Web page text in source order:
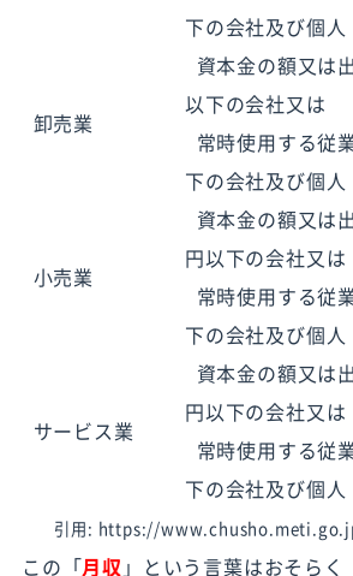
下の会社及び個人
卸売業
資本金の額又は
以下の会社又は
常時使用する従
下の会社及び個人
小売業
資本金の額又は
円以下の会社又は
常時使用する従
下の会社及び個人
サービス業
資本金の額又は
円以下の会社又は
常時使用する従
下の会社及び個人
引用: https://
この「月収 」という言葉はおそらく